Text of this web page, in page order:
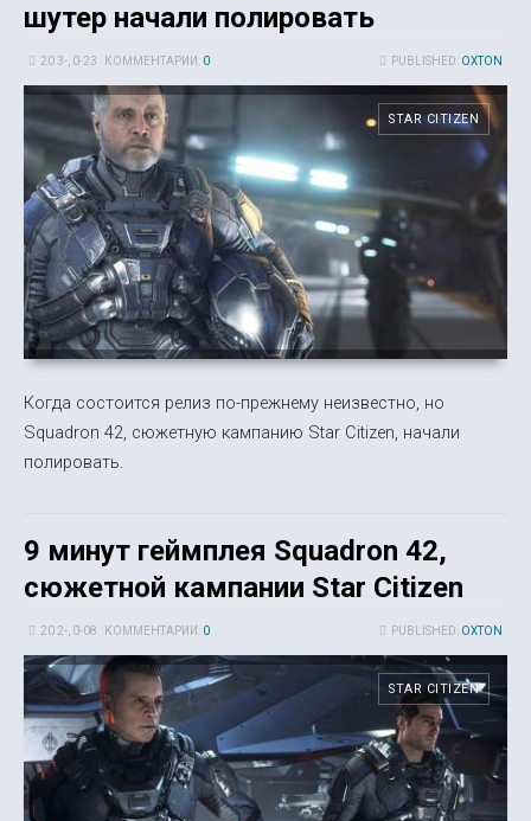
шутер начали полировать
PUBLISHED: OXTON
20 3-, 0-23 КОММЕНТАРИИ: 0
STAR CITIZEN
Когда состоится релиз по-прежнему неизвестно, но
Squadron 42, сюжетную кампанию Star Citizen, начали
полировать.
9 минут геймплея Squadron 42,
сюжетной кампании Star Citizen
PUBLISHED: OXTON
20 2-, 0-08 КОММЕНТАРИИ: 0
STAR CITIZEN